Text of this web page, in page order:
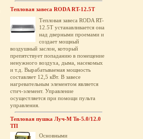
Тепловая завеса RODA RT-12.5T
Тепловая завеса RODA RT-
12.5T устанавливается она
над дверными проемами и
создает мощный
воздушный заслон, который
препятствует попаданию в помещение
ненужного воздуха, дыма, насекомых
и т.д. Вырабатываемая мощность
составляет 12,5 кВт. В завесе
нагревательным элементом является
стич-элемент. Управление
осущестляется при помощи пульта
управления.
Тепловая пушка Луч-М Тв-5.0/12.0
ТП
Основными